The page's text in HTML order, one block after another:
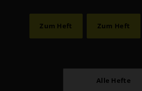
Zum Heft Zum Heft
Alle Hefte